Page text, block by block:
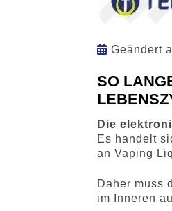
Geändert
SO
Die
Es handelt
an Vaping
Daher muss
im Inneren